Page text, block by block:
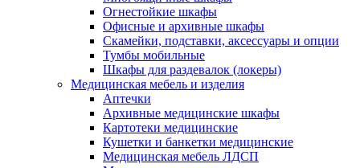
Огнестойкие шкафы
Офисные и архивные шкафы
Скамейки, подставки, аксессуары и опции
Тумбы мобильные
Шкафы для раздевалок (локеры)
Медицинская мебель и изделия
Аптечки
Архивные медицинские шкафы
Картотеки медицинские
Кушетки и банкетки медицинские
Медицинская мебель ЛДСП